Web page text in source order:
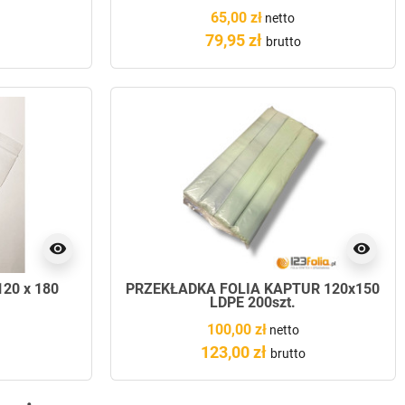
65,00 zł netto
79,95 zł brutto
visibility
x 180
visibility
PRZEKŁADKA FOLIA KAPTUR 120x150
LDPE 200szt.
100,00 złnetto
123,00 zł brutto